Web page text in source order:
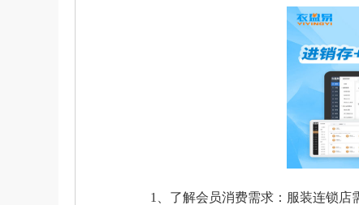
1、了解会员消费需求：服装连锁店